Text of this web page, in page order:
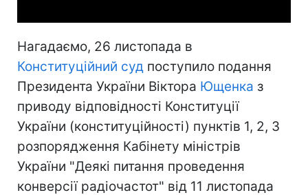
Нагадаємо, 26 листопада в
Конституційний суд поступило подання
Президента України Віктора Ющенка з
приводу відповідності Конституції
України (конституційності) пунктів 1, 2, 3
розпорядження Кабінету міністрів
України "Деякі питання проведення
конверсії радіочастот" від 11 листопада